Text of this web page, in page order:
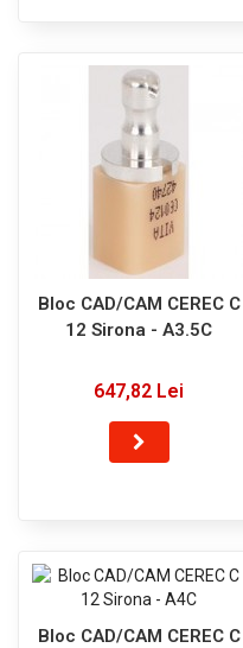
Bloc CAD/CAM CEREC C
12 Sirona - A3.5C
647,82 Lei
Bloc CAD/CAM CEREC C